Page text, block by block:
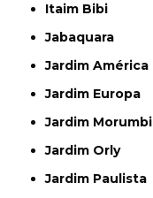
Itaim Bibi
Jabaquara
Jardim América
Jardim Europa
Jardim Morumbi
Jardim Orly
Jardim Paulista